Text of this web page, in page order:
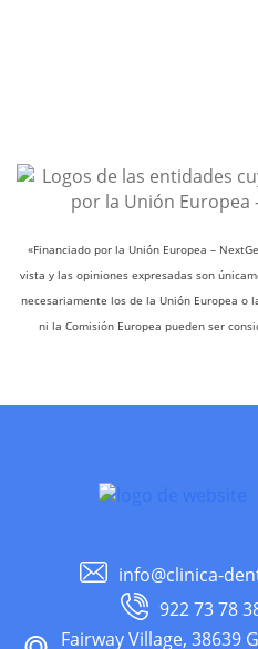
«Financiado por la Unión Europea –
vista y las opiniones expresadas son
necesariamente los de la Unión Europea o
ni la Comisión Europea pueden ser
info@clinica-
922 73 78
Fairway Village, 38639